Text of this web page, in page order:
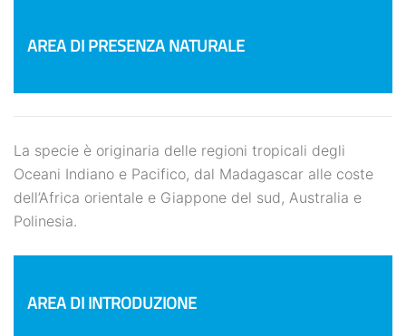
AREA DI PRESENZA NATURALE
La specie è originaria delle regioni tropicali degli
Oceani Indiano e Pacifico, dal Madagascar alle coste
dell’Africa orientale e Giappone del sud, Australia e
Polinesia.
AREA DI INTRODUZIONE